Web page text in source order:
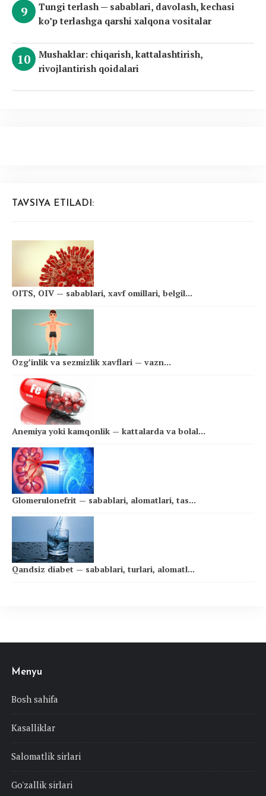
Tungi terlash — sabablari, davolash, kechasi
ko’p terlashga qarshi xalqona vositalar
Mushaklar: chiqarish, kattalashtirish,
rivojlantirish qoidalari
TAVSIYA ETILADI:
OITS, OIV — sabablari, xavf omillari, belgil...
Ozg’inlik va sezmizlik xavflari — vazn...
Anemiya yoki kamqonlik — kattalarda va bolal...
Glomerulonefrit — sabablari, alomatlari, tas...
Qandsiz diabet — sabablari, turlari, alomatl...
Menyu
Bosh sahifa
Kasalliklar
Salomatlik sirlari
Go'zallik sirlari